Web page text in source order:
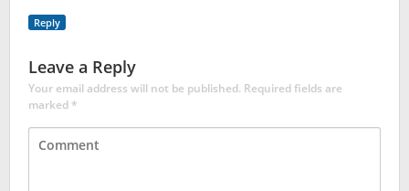
Reply
Leave a Reply
Your email address will not be published. Required fields are
marked*